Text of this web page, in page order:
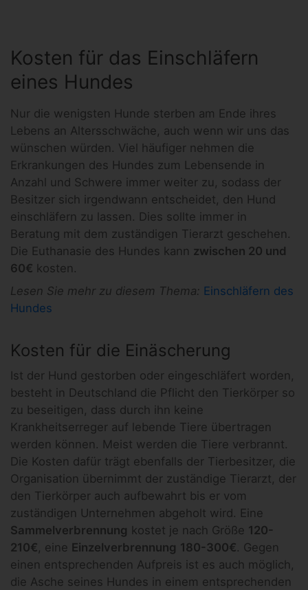
Kosten für das Einschläfern
eines Hundes
Nur die wenigsten Hunde sterben am Ende ihres
Lebens an Altersschwäche, auch wenn wir uns das
wünschen würden. Viel häufiger nehmen die
Erkrankungen des Hundes zum Lebensende in
Anzahl und Schwere immer weiter zu, sodass der
Besitzer sich irgendwann entscheidet, den Hund
einschläfern zu lassen. Dies sollte immer in
Beratung mit dem zuständigen Tierarzt geschehen.
Die Euthanasie des Hundes kann zwischen 20 und
60€ kosten.
Lesen Sie mehr zu diesem Thema: Einschläfern des
Hundes
Kosten für die Einäscherung
Ist der Hund gestorben oder eingeschläfert worden,
besteht in Deutschland die Pflicht den Tierkörper so
zu beseitigen, dass durch ihn keine
Krankheitserreger auf lebende Tiere übertragen
werden können. Meist werden die Tiere verbrannt.
Die Kosten dafür trägt ebenfalls der Tierbesitzer, die
Organisation übernimmt der zuständige Tierarzt, der
den Tierkörper auch aufbewahrt bis er vom
zuständigen Unternehmen abgeholt wird. Eine
Sammelverbrennung kostet je nach Größe 120-
210€, eine Einzelverbrennung 180-300€. Gegen
einen entsprechenden Aufpreis ist es auch möglich,
die Asche seines Hundes in einem entsprechenden